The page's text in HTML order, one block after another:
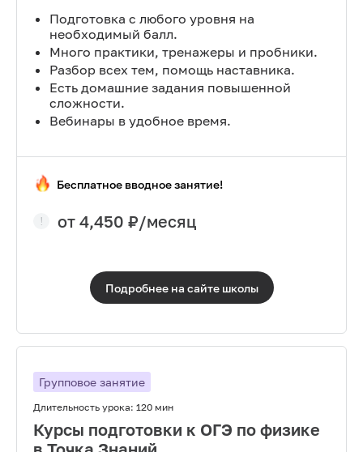
Подготовка с любого уровня на
необходимый балл.
Много практики, тренажеры и пробники.
Разбор всех тем, помощь наставника.
Есть домашние задания повышенной
сложности.
Вебинары в удобное время.
Бесплатное вводное занятие!
от 4,450 ₽/месяц
Подробнее на сайте школы
Групповое занятие
Длительность урока: 120 мин
Курсы подготовки к ОГЭ по физике